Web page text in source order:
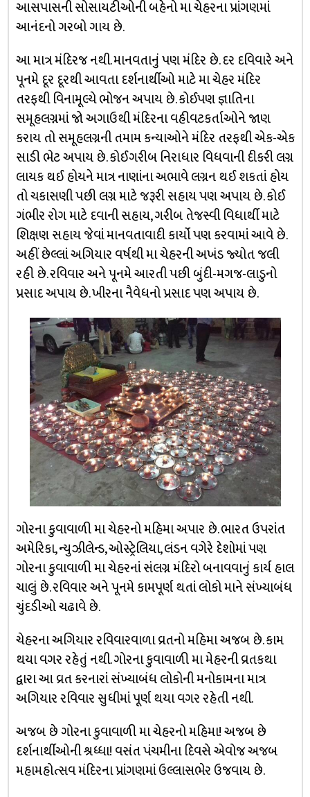
આસપાસની સોસાયટીઓની બહેનો મા ચેહરના પ્રાંગણમાં
આનંદનો ગરબો ગાય છે.
આ માત્ર મંદિરજ નથી. માનવતાનું પણ મંદિર છે. દર દવિવારે અને
પૂનમે દૂર દૂરથી આવતા દર્શનાર્થીઓ માટે મા ચેહર મંદિર
તરફથી વિનામૂલ્યે ભોજન અપાય છે. કોઈપણ જ્ઞાતિના
સમૂહલગ્નમાં જો અગાઉથી મંદિરના વહીવટકર્તાઓને જાણ
કરાય તો સમૂહલગ્નની તમામ કન્યાઓને મંદિર તરફથી એક-એક
સાડી ભેટ અપાય છે. કોઈગરીબ નિરાધાર વિધવાની દીકરી લગ્ન
લાયક થઈ હોયને માત્ર નાણાંના અભાવે લગ્નન થઈ શકતાં હોય
તો ચકાસણી પછી લગ્ન માટે જરૂરી સહાય પણ અપાય છે. કોઈ
ગંભીર રોગ માટે દવાની સહાય, ગરીબ તેજસ્વી વિધાર્થી માટે
શિક્ષણ સહાય જેવાં માનવતાવાદી કાર્યો પણ કરવામાં આવે છે.
અહીં છેલ્લાં અગિયાર વર્ષથી મા ચેહરની અખંડ જ્યોત જલી
રહી છે. રવિવાર અને પૂનમે આરતી પછી બુંદી-મગજ-લાડુનો
પ્રસાદ અપાય છે. ખીરના નૈવેધનો પ્રસાદ પણ અપાય છે.
ગોરના કુવાવાળી મા ચેહરનો મહિમા અપાર છે. ભારત ઉપરાંત
અમેરિકા, ન્યુઝીલેન્ડ, ઓસ્ટ્રેલિયા, લંડન વગેરે દેશોમાં પણ
ગોરના કુવાવાળી મા ચેહરનાં સંલગ્ન મંદિરો બનાવવાનું કાર્ય હાલ
ચાલું છે. રવિવાર અને પૂનમે કામપૂર્ણ થતાં લોકો માને સંખ્યાબંધ
ચુંદડીઓ ચઢાવે છે.
ચેહરના અગિયાર રવિવારવાળા વ્રતનો મહિમા અજબ છે. કામ
થયા વગર રહેતું નથી. ગોરના કુવાવાળી મા મેહરની વ્રતકથા
દ્વારા આ વ્રત કરનારાં સંખ્યાબંધ લોકોની મનોકામના માત્ર
અગિયાર રવિવાર સુધીમાં પૂર્ણ થયા વગર રહેતી નથી.
અજબ છે ગોરના કુવાવાળી મા ચેહરનો મહિમા! અજબ છે
દર્શનાર્થીઓની શ્રધ્ધા! વસંત પંચમીના દિવસે એવોજ અજબ
મહામહોત્સવ મંદિરના પ્રાંગણમાં ઉલ્લાસભેર ઉજવાય છે.